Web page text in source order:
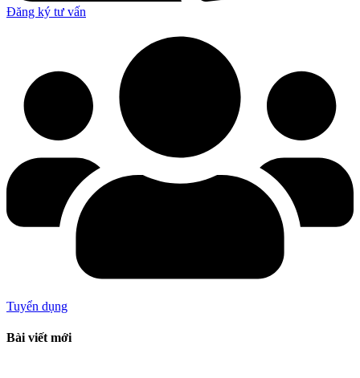
Đăng ký tư vấn
Tuyển dụng
Bài viết mới